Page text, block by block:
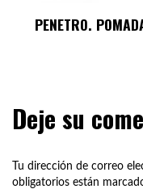
PENETRO.
Deje su
Tu dirección de correo
obligatorios están